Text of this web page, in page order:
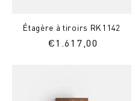
Étagère à tiroirs RK1142
Prix
€1.617,00